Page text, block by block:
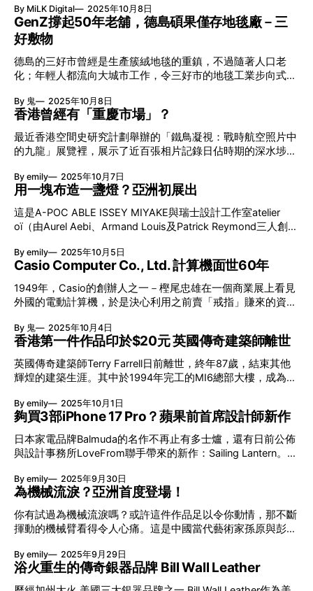
回帶至90年代，SEGA與任天堂上演一場主機與遊戲角色之
爭。設計師大島直人塑造速度堪稱全世界最快的鮮藍色刺蝟
Fairey、Damien Hirst與Invader顛覆「合作」想像？ 他們某程
度代表三種藝術機制：Shepard Fairey來自街頭與抵抗文化；
Damien Hirst屬於藝術商業體系頂層；Invader則游走於數碼與
現實之間的「像素時代」。這次合作並非單純的視覺拼湊，而
是一場觀念實驗。三人以各自的標誌作為語言，建構出一種
「共生的混亂」。每個意象都被挪用、互相感染，最終產生新
首個「未來GO！」企劃，為本地年輕人提供一個實現夢想的
平台。 元気寿司香港創店30周年重點活動「未來GO！」
1995年從日本來港的元気寿司，也是由金鐘一間店舖，憑藉
夢想，努力拓展成全港80家分店的規模。而為了支持年輕一代
追夢，「未來GO！」企劃將公開招募年齡介乎6-24歲的小朋
友及年輕人，從中選出有潛力的30個計劃為其提供起步追夢的
支援，包括但不限於資金贊助、人際網絡、專業指導，以至其
他需要支持的範疇等等，更特別邀請了香港中華基督教青年會
（YMCA）作為協辦機構，希望透過其在青年服務領域的專業
經驗，協助與一眾參加者緊密聯繫，助大家逐步向實現夢想的
目標邁進！ 評審委員陣容強大 是次企劃的評審委員會成員，
表、亞運銀牌得主、港隊奧運代表前劍擊運動員張小倫，以及
香港電影金像獎新晉導演獎及最佳原創電影歌曲獎得主、香港
導演、編劇及填詞人黃綺琳，透過評審們的自身經驗及獨
By MiLK Digital 2025年10月8日
GenZ撐起50年老舖，德島碩果僅存地毯廠－三
好敷物
德島的三好市曾經是生產簇絨地毯的重鎮，不過隨著人口老
化；年輕人都流向大城市工作，令三好市的地毯工業步向式
人事、新作風，在年輕世代的團結之下，成功把傳統地毯設計
轉型成為藝術、潮流單品，讓職人手藝得以另一種形式繼續傳
承。 miyoshirug.com 簇絨模仿炸雞皮的德島老舖 今年10月6
日，日本FamilyMart推出了一款「睡拖」聯名單品，巧妙地運
用了簇絨地毯技術製作名物「Famichiki」的炸雞脆皮，而幕
後協助生產的，就是來自德島的三好敷物（MIYOSHI
RUG），一家銳意改革求存、有超過50多年歷史的手工地毯
手工地毯業重鎮。不過隨著人口高齡化，不少工廠都因為後繼
無人而陸繼關閉。目前當地只剩下三家地毯工廠仍然營運。而
生卻毅然接手了這盤生意，並希望借助設計的力量，傳承職人
的技藝。 工廠一半是GenZ
By 鬼 2025年10月8日
香港曾經有「重慶市場」？
最近香港空間史研究計劃舉辦的「鐵鳥凝視：戰時航空照片中
的九龍」展覽裡，展示了近百張相片記錄日佔時期的深水埗、
的偵察機上所捕捉的影像，偵測地貌以為空襲前作好準備。這
些冰冷的軍事記錄，在80年後的今天成了珍貴的視覺檔案，填
補香港歷史中的空白。 花50萬港元重現香港歷史？ 兩年多
前，計劃負責人兼歷史學者鄺智文與一位美國歷史學者交流
時，得知對方從美國國家檔案館取得冷戰時期的航空照片。由
此推使他向檔案館查詢是否保存有香港二戰時期的航空照片，
結果得到正面回應，最後團隊花費約50萬港元複印了約300至
400張香港戰時的照片。當時美軍大多使用Fairchild K-17相機
（Fairchild Camera and Instrument設計）進行高空拍攝，這
批照片於1941年12月25日至1945年8月30日的日佔期間拍
地貌為空襲前作準備。 重慶大廈前身為重慶市場 照片雖原為
軍事目的而拍攝，卻確切記錄了當時的城市景觀。有些消失了
建築得以重現眼前，如謎一般的圓形商：「重慶市場」（Chu
By emily 2025年10月7日
用一塊布造一盞燈？亞洲初展出
這是A-POC ABLE ISSEY MIYAKE與瑞士設計工作室atelier
oï（由Aurel Aebi、Armand Louis及Patrick Reymond三人創
一根金屬線為概念，將三宅一生的布料哲學延伸至照明設計。
今年4月米蘭設計週舉行期間，企劃於ISSEY MIYAKE米蘭旗艦
店首度曝光，成為設計界焦點熱話。最近項目終於來到亞洲，
於日本21_21 DESIGN SIGHT首次展出，讓大家有機會近距離
體驗這份獨特的機能美學。 一枚の布から生まれる、新しい
光のかたち 日期：即日起至11月24日 時間：10:00-19:00 地
點：21_21 DESIGN SIGHT（東京都港區赤坂 9-7-6） Atelier
By emily 2025年10月5日
Casio Computer Co., Ltd. 計算機面世60年
1949年，Casio的創辦人之一－樫尾忠雄在一個商業展上看見
外國的電動計算機，於是決心利用之前賣「戒指」賺來的資
子學的認識，成功研發出首台電子計算機，並於1965年正式
商品化。轉眼今年已是Casio計算器誕生60周年的日子，在此
我們一同回顧一下品牌昔日玩味的設計，更會發現Casio的計
算機從來不只限於計數功能。 1957 - 發明全球首部電晶體電
子計算機 1946年，樫尾忠雄於東京創立樫尾製造所（Casio
Computer Co., Ltd.前身）。隨後於1949年，樫尾先生在銀座
的商業展當中首次看到電動計算機，於是就聯同自己的親兄弟
子計算機」。直到1957年，品牌首個採用電晶體製作的電子計
算機——14A正式問世。 Casio最早的發明竟然其實是戒指 樫
商品，卻並非甚麼電子儀器，而是「Yubiwa Pipe」。那是一
隻可以插上香煙的戒指，讓煙民可以一邊食煙一邊工作。設計
當年竟空前受歡迎，更為樫尾忠雄賺得第一桶金
By 鬼 2025年10月4日
香港第一件作品印於$20元 英國傳奇建築師離世
英國傳奇建築師Terry Farrell日前離世，終年87歲，結束其他
輝煌的建築生涯。其中於1994年完工的MI6總部大樓，成為
在1964年憑獎學金初次來港，對這個城市留下深刻印象。多
年後贏得「老襯亭」重建項目，促使他於1991年正式在香港設
立建築事務所。1997年完成第一項香港建築作品：凌霄閣，這
座矗立於太平山頂的建築不僅成為遊客必到之地，甚至一度印
在$20元紙鈔上，成為香港的視覺符號之一。其後，他先後參
與英國駐港總領事館、港鐵九龍站、堅尼地城游泳池等超過12
香港建築項目。 不足1小時完成凌霄閣設計？ 山頂凌霄閣原址
建築因旅遊業蓬勃而重建，舉辦國際比賽邀請各地建築師提交
設計方案，最終由Terry Farrell贏得項目。他取得一張從中環
想好初步模樣。他認為原塔樓的造型在遠觀時不夠醒目，需要
一個清晰可辨的造型。 凌霄閣能否成為香港地標？ Terry
Farrell試過蛋形、方形、矩形等各種形態，最終選定如
By emily 2025年10月1日
夠買3部iPhone 17 Pro？蘋果前首席設計師新作
日本家電品牌Balmuda的名作不再止有多士爐，還有日前公佈
與設計事務所LoveFrom聯手帶來的新作：Sailing Lantern。
年開設的事務所，先後與Airbnb、Ferrari等品牌合作，有他的
加持就等同設計的保證。這盞燈具一點也不普通，定價為
¥550,000（約$29,000港元），而且全球限定推出1,000盞。
這個價錢，你大概可買幾部iPhone 17 Pro。 0:00 /0:45 1× 為
何是航海燈？ 這一切全因Jony Ive個人所需！從小熱愛航海的
他，認為會遇上在極端環境使用航海燈的狀況。出乎意料的
是，他在坊間找不到一盞適合放在沙灘上或能在鹽霧及海水環
By emily 2025年9月30日
為機械流淚？亞洲首度登場！
你有試過為機械流淚嗎？或許這件作品足以令你動情，那不斷
揮動的機械臂看得令人心痛。這是中國當代藝術家孫原與彭禹
的展覽「Tales of Our Time」中展出，隨後於2019年威尼斯雙
年展再度展出，成為當年最受矚目的大型裝置作品之一。最近
移師至大館，為初次於亞洲登場。這件作品不僅在國際藝術界
By emily 2025年9月29日
浴火重生的傳奇銀器品牌 Bill Wall Leather